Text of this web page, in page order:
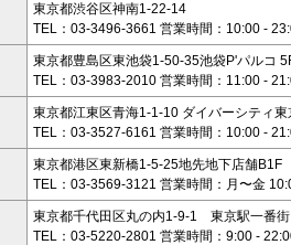
東京都渋谷区神南1-22-14
TEL：03-3496-3661 営業時間：10:00 -
東京都豊島区東池袋1-50-35池袋P'パルコ
TEL：03-3983-2010 営業時間：11:00 -
東京都江東区青海1-1-10 ダイバーシティ
TEL：03-3527-6161 営業時間：10:00 -
東京都港区東新橋1-5-25地先地下店舗B1F
TEL：03-3569-3121 営業時間：月〜金
東京都千代田区丸の内1-9-1 東京駅一番
TEL：03-5220-2801 営業時間：9:00 -